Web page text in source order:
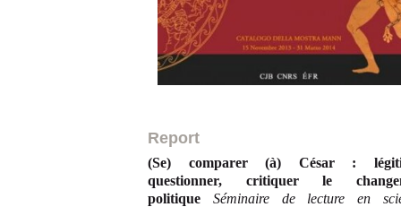
Report
(Se) comparer (à) César :
questionner, critiquer le
politique Séminaire de lecture en